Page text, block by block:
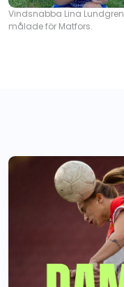
Vindsnabba Lina Lundgren
målade för Matfors.